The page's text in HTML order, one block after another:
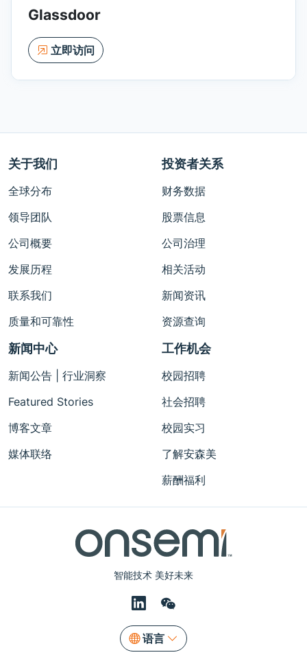
Glassdoor
立即访问
智能技术 美好未来
语言
关于我们
全球分布
领导团队
公司概要
发展历程
联系我们
质量和可靠性
投资者关系
财务数据
股票信息
公司治理
相关活动
新闻资讯
资源查询
新闻中心
新闻公告 | 行业洞察
Featured Stories
博客文章
媒体联络
工作机会
校园招聘
社会招聘
校园实习
了解安森美
薪酬福利